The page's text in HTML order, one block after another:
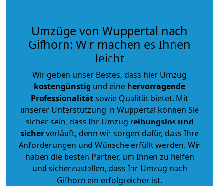
Umzüge von Wuppertal nach
Gifhorn: Wir machen es Ihnen
leicht
Wir geben unser Bestes, dass hier Umzug
kostengünstig und eine hervorragende
Professionalitätsowie Qualität bietet. Mit
unserer Unterstützung in Wuppertal können Sie
sicher sein, dass Ihr Umzug reibungslos und
sicherverläuft, denn wir sorgen dafür, dass Ihre
Anforderungen und Wünsche erfüllt werden. Wir
haben die besten Partner, um Ihnen zu helfen
und sicherzustellen, dass Ihr Umzug nach
Gifhorn ein erfolgreicher ist.